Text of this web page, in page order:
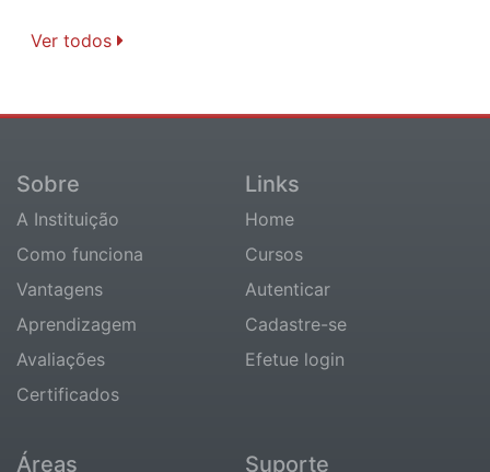
Ver todos
Sobre
A Instituição
Como funciona
Vantagens
Aprendizagem
Avaliações
Certificados
Links
Home
Cursos
Autenticar
Cadastre-se
Efetue login
Áreas Suporte